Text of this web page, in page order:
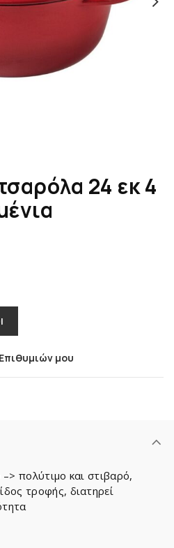
24 εκ 4
μου
πολύτιμο και στιβαρό,
τροφής, διατηρεί